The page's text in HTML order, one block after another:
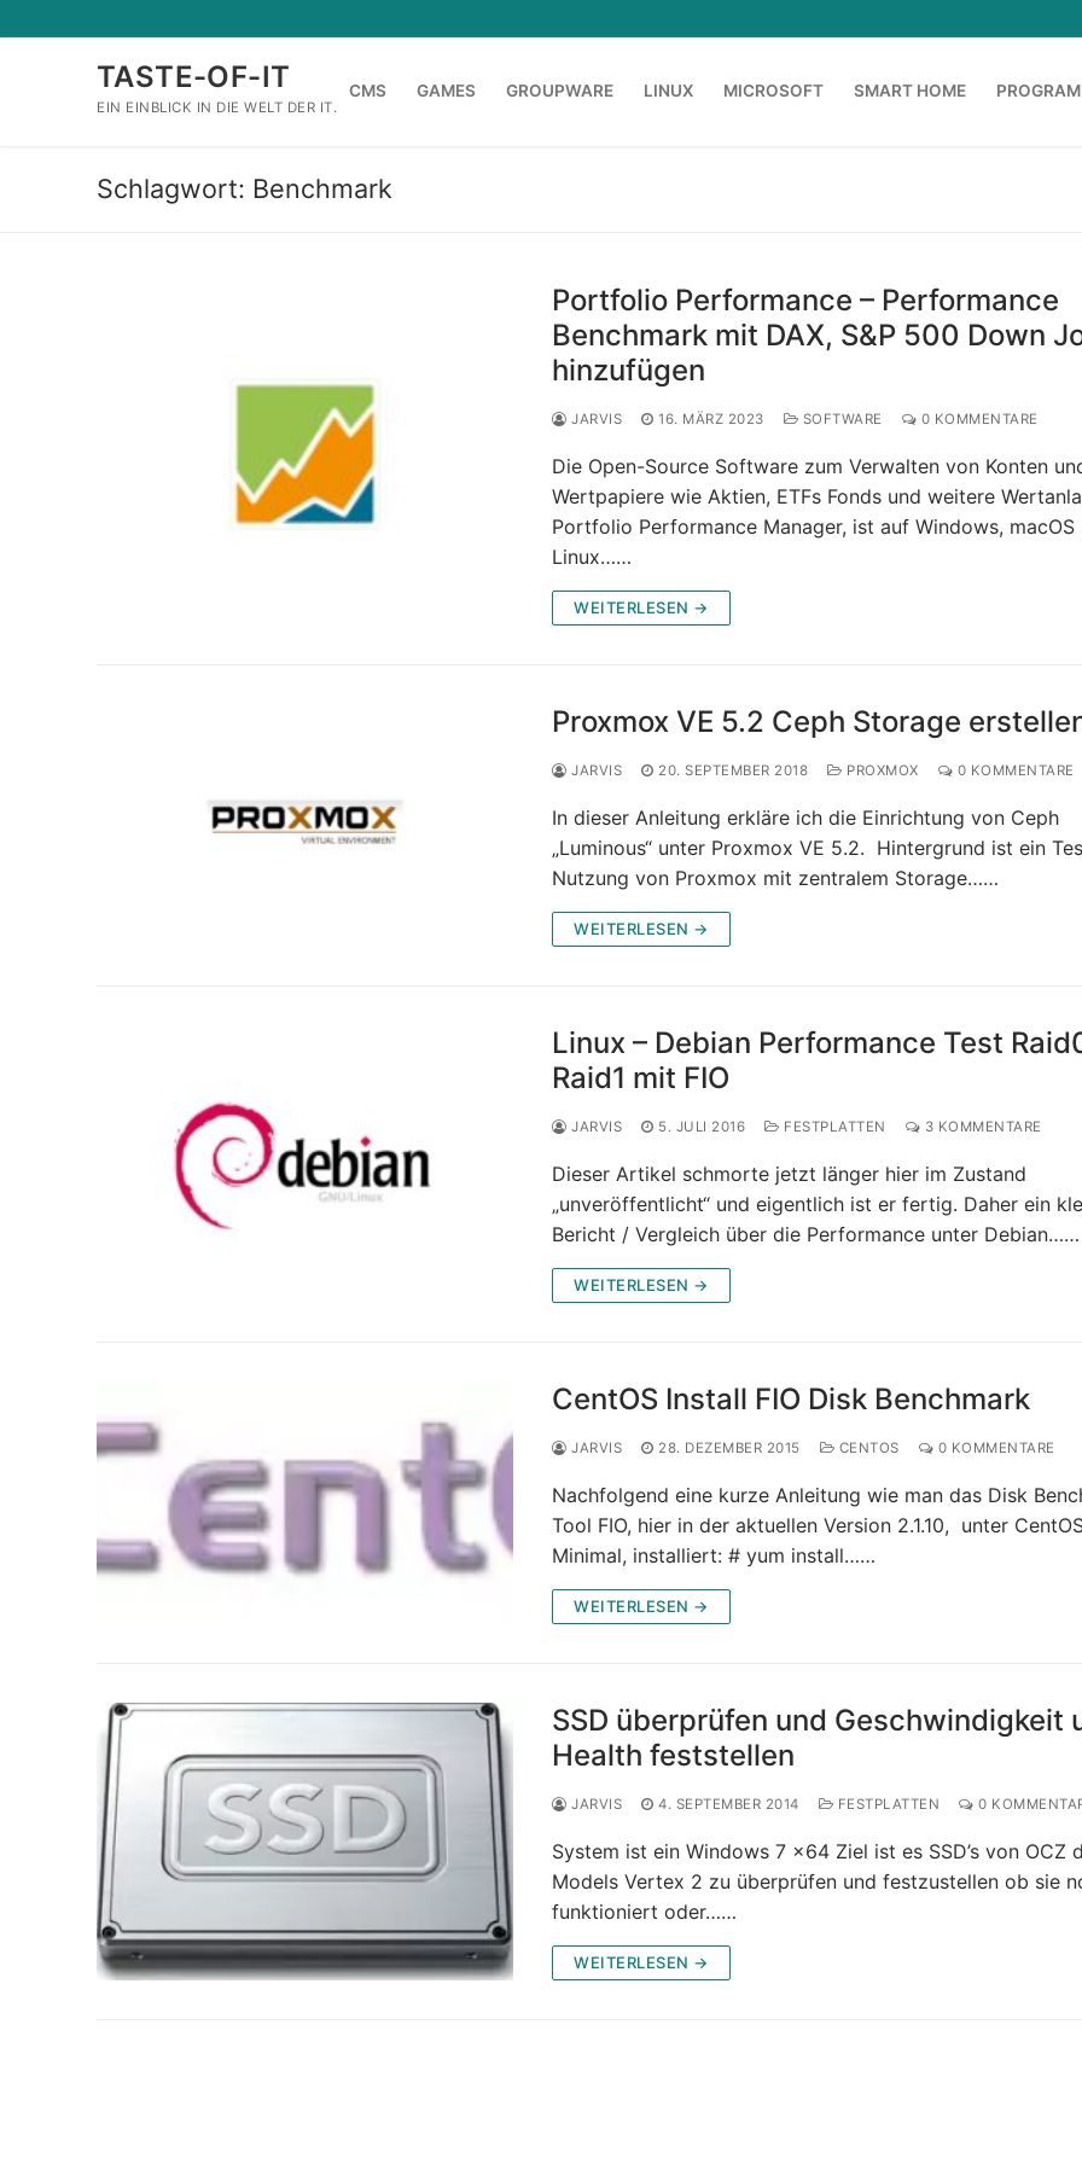
Inhalt
TASTE-OF-IT
EIN EINBLICK IN DIE WELT DER IT.
CMS GAMES GROUPWARE LINUX MICROSOFT SMART HOME
Schlagwort: Benchmark
Portfolio Performance – Performance
Benchmark mit DAX, S&P 500 Down
hinzufügen
JARVIS 16. MÄRZ 2023 SOFTWARE 0 KOMMENTARE
Die Open-Source Software zum Verwalten von Konten
Wertpapiere wie Aktien, ETFs Fonds und weitere
Portfolio Performance Manager, ist auf Windows, macOS
Linux……
WEITERLESEN →
Proxmox VE 5.2 Ceph Storage
JARVIS 20. SEPTEMBER 2018 PROXMOX 0 KOMMENTARE
In dieser Anleitung erkläre ich die Einrichtung von Ceph
„Luminous“ unter Proxmox VE 5.2. Hintergrund ist ein
Nutzung von Proxmox mit zentralem Storage……
WEITERLESEN →
Linux – Debian Performance Test
Raid1 mit FIO
JARVIS 5. JULI 2016 FESTPLATTEN 3 KOMMENTARE
Dieser Artikel schmorte jetzt länger hier im Zustand
„unveröffentlicht“ und eigentlich ist er fertig. Daher ein
Bericht / Vergleich über die Performance unter Debian……
WEITERLESEN →
CentOS Install FIO Disk Benchmark
JARVIS 28. DEZEMBER 2015 CENTOS 0 KOMMENTARE
Nachfolgend eine kurze Anleitung wie man das Disk
Tool FIO, hier in der aktuellen Version 2.1.10, unter
Minimal, installiert: # yum install……
WEITERLESEN →
SSD überprüfen und Geschwindigkeit
Health feststellen
JARVIS 4. SEPTEMBER 2014 FESTPLATTEN 0
System ist ein Windows 7 x64 Ziel ist es SSD’s von OCZ
Models Vertex 2 zu überprüfen und festzustellen ob sie
funktioniert oder……
WEITERLESEN →